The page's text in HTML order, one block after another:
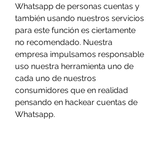
Whatsapp de personas cuentas y
también usando nuestros servicios
para este función es ciertamente
no recomendado. Nuestra
empresa impulsamos responsable
uso nuestra herramienta uno de
cada uno de nuestros
consumidores que en realidad
pensando en hackear cuentas de
Whatsapp.